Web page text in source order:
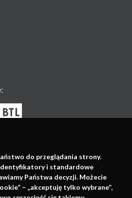
do przeglądania strony.
i standardowe
Państwa decyzji. Możecie
– „akceptuję tylko wybrane”,